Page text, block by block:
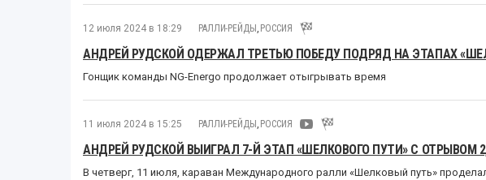
12 июля 2024 в 18:29 РАЛЛИ-РЕЙДЫ РОССИЯ
АНДРЕЙ РУДСКОЙ ОДЕРЖАЛ ТРЕТЬЮ ПОБЕДУ ПОДРЯД НА ЭТАПАХ
Гонщик команды NG-Energo продолжает отыгрывать время
11 июля 2024 в 15:25 РАЛЛИ-РЕЙДЫ РОССИЯ
АНДРЕЙ РУДСКОЙ ВЫИГРАЛ 7-Й ЭТАП «ШЕЛКОВОГО ПУТИ» С ОТРЫВОМ
В четверг, 11 июля, караван Международного ралли «Шелковый путь»